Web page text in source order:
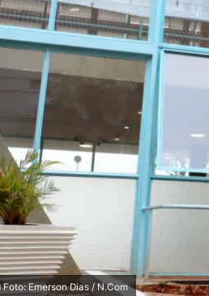
Foto: Emerson Dias / N.Com